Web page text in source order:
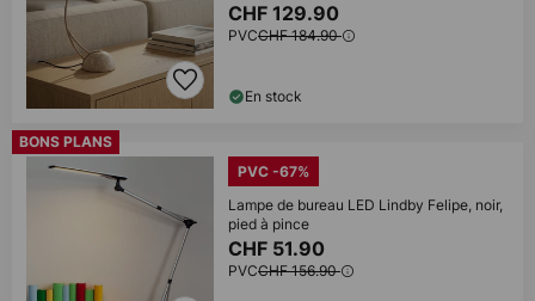
CHF 129.90
PVCCHF 184.90
En stock
BONS PLANS
PVC -67%
Lampe de bureau LED Lindby Felipe, noir,
pied à pince
CHF 51.90
PVCCHF 156.90